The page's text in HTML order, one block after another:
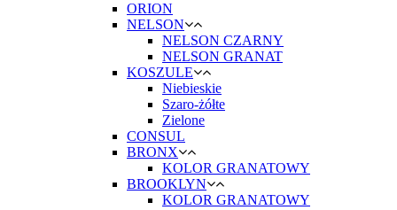
ORION
NELSON
NELSON CZARNY
NELSON GRANAT
KOSZULE
Niebieskie
Szaro-żółte
Zielone
CONSUL
BRONX
KOLOR GRANATOWY
BROOKLYN
KOLOR GRANATOWY